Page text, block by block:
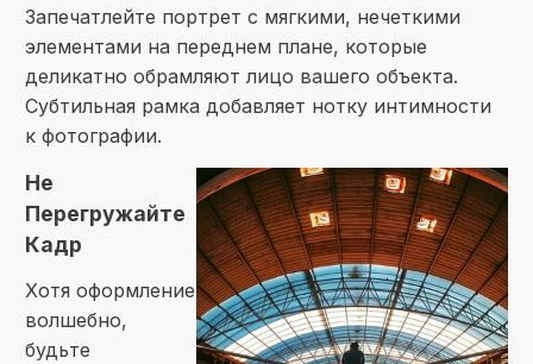
Запечатлейте портрет с мягкими, нечеткими
элементами на переднем плане, которые
деликатно обрамляют лицо вашего объекта.
Субтильная рамка добавляет нотку интимности
к фотографии.
Не
Перегружайте
Кадр
Хотя оформление
волшебно,
будьте